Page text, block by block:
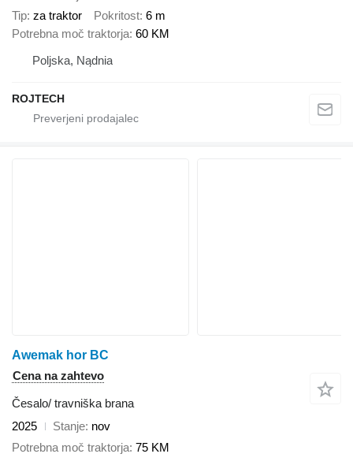
Tip za traktor Pokritost 6 m
Potrebna moč traktorja 60 KM
Poljska, Nądnia
ROJTECH
Awemak hor BC
Cena na zahtevo
Česalo/ travniška brana
2025
Stanje nov
Potrebna moč traktorja 75 KM